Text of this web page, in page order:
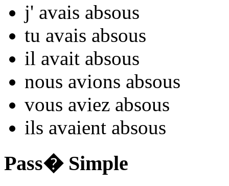
j' avais absous
tu avais absous
il avait absous
nous avions absous
vous aviez absous
ils avaient absous
Pass� Simple